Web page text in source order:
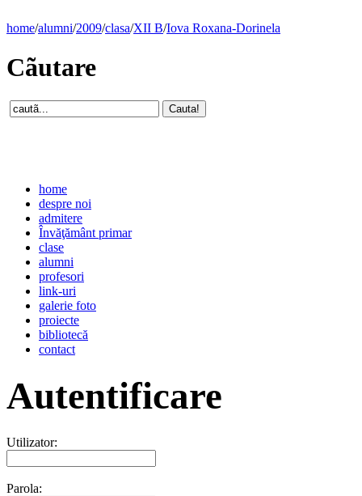
home/alumni/2009/clasa/XII B/Iova Roxana-Dorinela
Cãutare
home
despre noi
admitere
Învăţământ primar
clase
alumni
profesori
link-uri
galerie foto
proiecte
bibliotecă
contact
Autentificare
Utilizator:
Parola: